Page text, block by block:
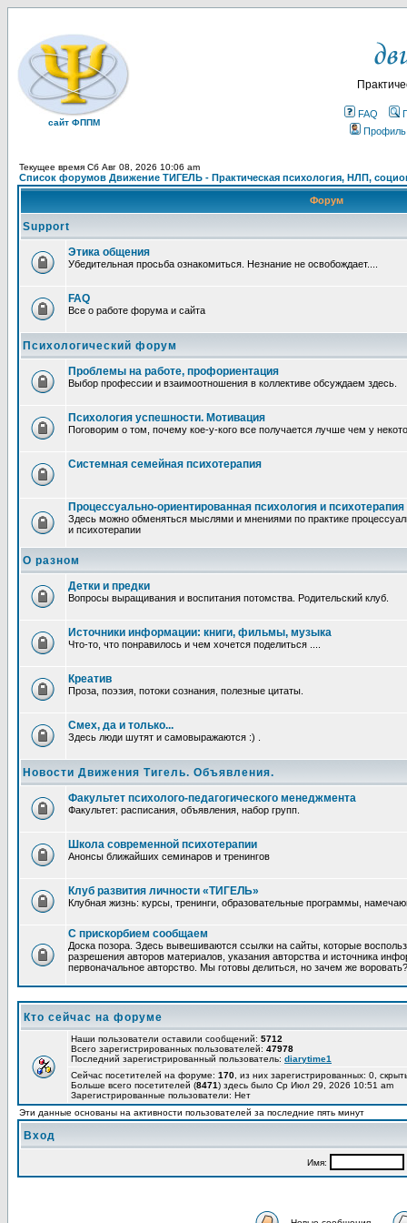
сайт ФППМ
FAQ
Профиль
Текущее время Сб Авг 08, 2026 10:06 am
Список форумов Движение ТИГЕЛЬ - Практическая психология, НЛП,
Форум
Support
Этика общения
Убедительная просьба ознакомиться. Незнание не освобождает....
FAQ
Все о работе форума и сайта
Психологический форум
Проблемы на работе, профориентация
Выбор профессии и взаимоотношения в коллективе обсуждаем здесь.
Психология успешности. Мотивация
Поговорим о том, почему кое-у-кого все получается лучше чем у
Системная семейная психотерапия
Процессуально-ориентированная психология и психотерапия
Здесь можно обменяться мыслями и мнениями по практике
и психотерапии
О разном
Детки и предки
Вопросы выращивания и воспитания потомства. Родительский клуб.
Источники информации: книги, фильмы, музыка
Что-то, что понравилось и чем хочется поделиться ....
Креатив
Проза, поэзия, потоки сознания, полезные цитаты.
Смех, да и только...
Здесь люди шутят и самовыражаются :) .
Новости Движения Тигель. Объявления.
Факультет психолого-педагогического менеджмента
Факультет: расписания, объявления, набор групп.
Школа современной психотерапии
Анонсы ближайших семинаров и тренингов
Клуб развития личности «ТИГЕЛЬ»
Клубная жизнь: курсы, тренинги, образовательные программы,
С прискорбием сообщаем
Доска позора. Здесь вывешиваются ссылки на сайты, которые
разрешения авторов материалов, указания авторства и источника
первоначальное авторство. Мы готовы делиться, но зачем же воровать?
Кто сейчас на форуме
Наши пользователи оставили сообщений: 5712
Всего зарегистрированных пользователей: 47978
Последний зарегистрированный пользователь: diarytime1
Сейчас посетителей на форуме: 170 , из них зарегистрированных: 0,
Больше всего посетителей (8471) здесь было Ср Июл 29, 2026 10:51 am
Зарегистрированные пользователи: Нет
Эти данные основаны на активности пользователей за последние пять минут
Вход
Имя: